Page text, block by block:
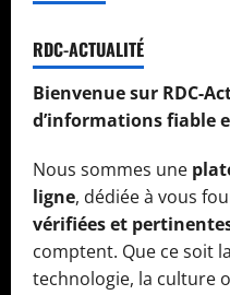
RDC-ACTUALITÉ
Bienvenue sur RDC-
d’informations fiable
Nous sommes une
ligne, dédiée à vous
vérifiées et
comptent. Que ce soit
technologie, la culture